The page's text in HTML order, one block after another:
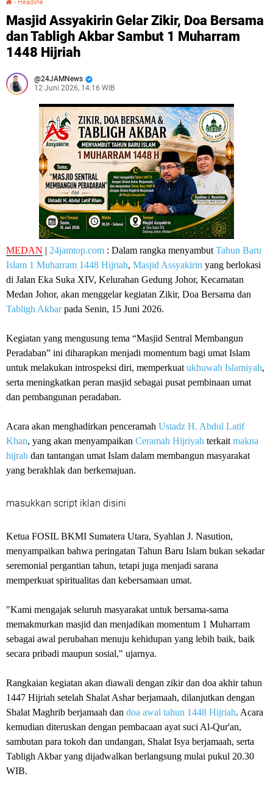
› Headline
Masjid Assyakirin Gelar Zikir, Doa Bersama
dan Tabligh Akbar Sambut 1 Muharram
1448 Hijriah
24JAMNews
12 Juni 2026, 14:16 WIB
MEDAN | 24jamtop.com : Dalam rangka menyambut Tahun Baru
Islam 1 Muharram 1448 Hijriah, Masjid Assyakirin yang berlokasi
di Jalan Eka Suka XIV, Kelurahan Gedung Johor, Kecamatan
Medan Johor, akan menggelar kegiatan Zikir, Doa Bersama dan
Tabligh Akbarpada Senin, 15 Juni 2026.
Kegiatan yang mengusung tema “Masjid Sentral Membangun
Peradaban” ini diharapkan menjadi momentum bagi umat Islam
untuk melakukan introspeksi diri, memperkuat ukhuwah Islamiyah,
serta meningkatkan peran masjid sebagai pusat pembinaan umat
dan pembangunan peradaban.
Acara akan menghadirkan penceramah Ustadz H. Abdul Latif
Khan, yang akan menyampaikan Ceramah Hijriyah terkait makna
hijrah dan tantangan umat Islam dalam membangun masyarakat
yang berakhlak dan berkemajuan.
masukkan script iklan disini
Ketua FOSIL BKMI Sumatera Utara, Syahlan J. Nasution,
menyampaikan bahwa peringatan Tahun Baru Islam bukan sekadar
seremonial pergantian tahun, tetapi juga menjadi sarana
memperkuat spiritualitas dan kebersamaan umat.
"Kami mengajak seluruh masyarakat untuk bersama-sama
memakmurkan masjid dan menjadikan momentum 1 Muharram
sebagai awal perubahan menuju kehidupan yang lebih baik, baik
secara pribadi maupun sosial," ujarnya.
Rangkaian kegiatan akan diawali dengan zikir dan doa akhir tahun
1447 Hijriah setelah Shalat Ashar berjamaah, dilanjutkan dengan
Shalat Maghrib berjamaah dan doa awal tahun 1448 Hijriah. Acara
kemudian diteruskan dengan pembacaan ayat suci Al-Qur'an,
sambutan para tokoh dan undangan, Shalat Isya berjamaah, serta
Tabligh Akbar yang dijadwalkan berlangsung mulai pukul 20.30
WIB.